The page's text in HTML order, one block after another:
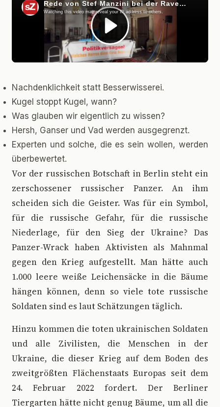
Nachdenklichkeit statt Besserwisserei.
Kugel stoppt Kugel, wann?
Was glauben wir eigentlich zu wissen?
Hersh, Ganser und Vad werden ausgegrenzt.
Experten und solche, die es sein wollen, werden
überbewertet.
Vor der russischen Botschaft in Berlin steht ein
zerschossener russischer Panzer. An ihm
scheiden sich die Geister. Was für ein Symbol,
für die russische Gefahr, für die russische
Niederlage, für den Sieg der Ukraine? Das
Panzer-Wrack haben Aktivisten als Mahnmal
gegen den Krieg aufgestellt. Man hätte auch
1.000 leere weiße Leichensäcke in die Bäume
hängen können, denn so viele tote russische
Soldaten sind es laut Schätzungen täglich.
Hinzu kommen die toten ukrainischen Soldaten
und alle Zivilisten, die Menschen in der
Ukraine, die dieser Krieg auf dem Boden des
zweitgrößten Flächenstaats Europas seit dem
24. Februar 2022 fordert. Der Berliner
Tiergarten hätte nicht genug Bäume, um all die